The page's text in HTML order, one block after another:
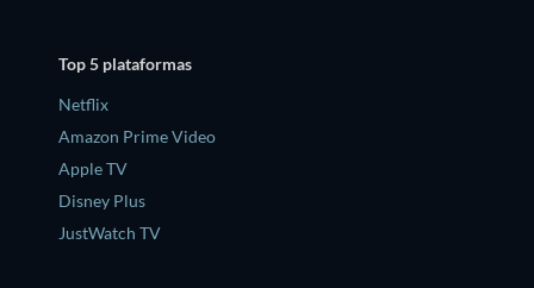
Top 5 plataformas
Netflix
Amazon Prime Video
Apple TV
Disney Plus
JustWatch TV